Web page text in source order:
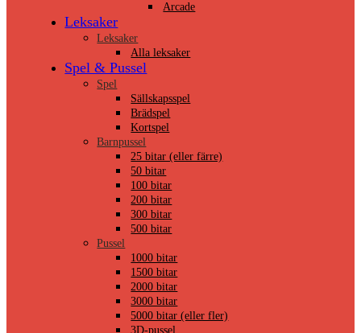
Arcade
Leksaker
Leksaker
Alla leksaker
Spel & Pussel
Spel
Sällskapsspel
Brädspel
Kortspel
Barnpussel
25 bitar (eller färre)
50 bitar
100 bitar
200 bitar
300 bitar
500 bitar
Pussel
1000 bitar
1500 bitar
2000 bitar
3000 bitar
5000 bitar (eller fler)
3D-pussel